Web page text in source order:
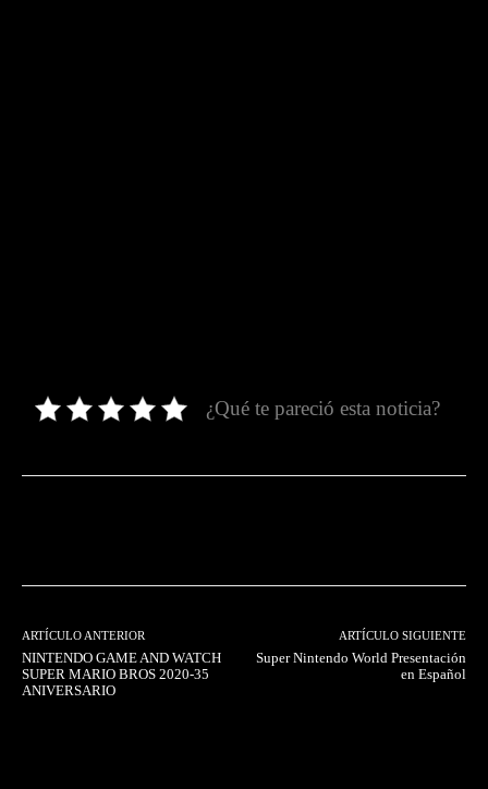
¿Qué te pareció esta noticia?
ARTÍCULO ANTERIOR
NINTENDO GAME AND WATCH
SUPER MARIO BROS 2020-35
ANIVERSARIO
ARTÍCULO SIGUIENTE
Super Nintendo World Presentación
en Español